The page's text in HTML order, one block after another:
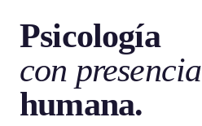
Psicología
con presencia
humana.